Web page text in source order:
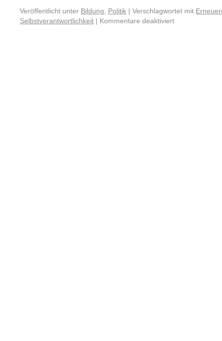
Veröffentlicht unter Bildung Politik | Verschlagwortet mit
Selbstverantwortlichkeit | Kommentare deaktiviert